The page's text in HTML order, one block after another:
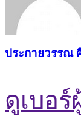
ประกายวรรณ
ดูเบอร์